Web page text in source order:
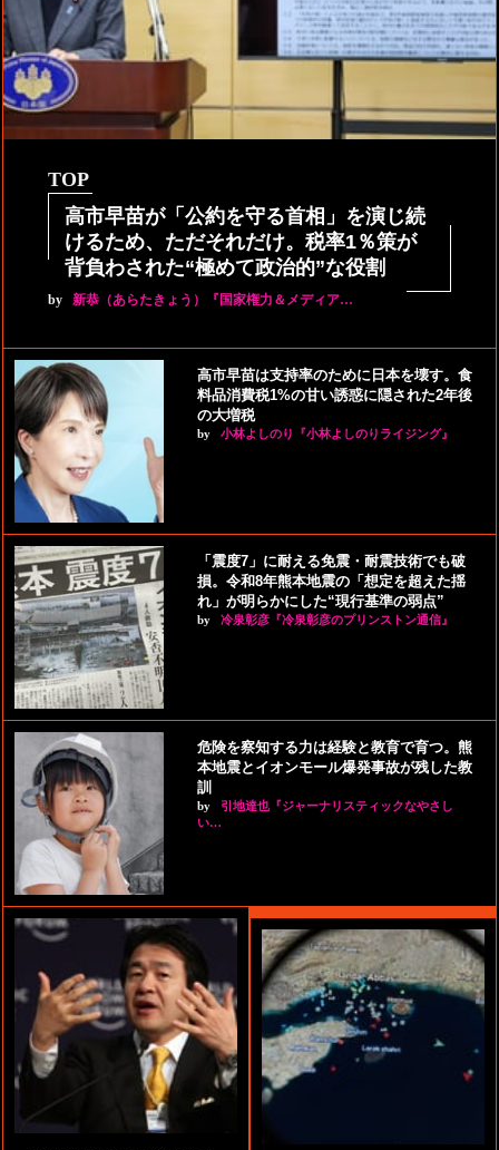
TOP
高市早苗が「公約を守る首相」を演じ続
けるため、ただそれだけ。税率1％策が
背負わされた“極めて政治的”な役割
by 新恭（あらたきょう）『国家権力＆メディア…
高市早苗は支持率のために日本を壊す。食
料品消費税1%の甘い誘惑に隠された2年後
の大増税
by 小林よしのり『小林よしのりライジング』
「震度7」に耐える免震・耐震技術でも破
損。令和8年熊本地震の「想定を超えた揺
れ」が明らかにした“現行基準の弱点”
by 冷泉彰彦『冷泉彰彦のプリンストン通信』
危険を察知する力は経験と教育で育つ。熊
本地震とイオンモール爆発事故が残した教
訓
by
引地達也『ジャーナリスティックなやさし
い…